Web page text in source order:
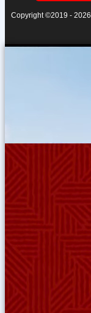
Copyright ©2019 -